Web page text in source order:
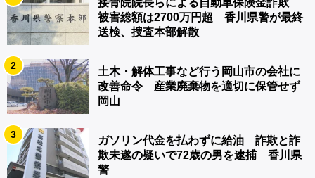
接骨院院長らによる自動車保険金詐欺
被害総額は2700万円超 香川県警が最終
送検、捜査本部解散
2
土木・解体工事など行う岡山市の会社に
改善命令 産業廃棄物を適切に保管せず
岡山
3
ガソリン代金を払わずに給油 詐欺と詐
欺未遂の疑いで72歳の男を逮捕 香川県
警